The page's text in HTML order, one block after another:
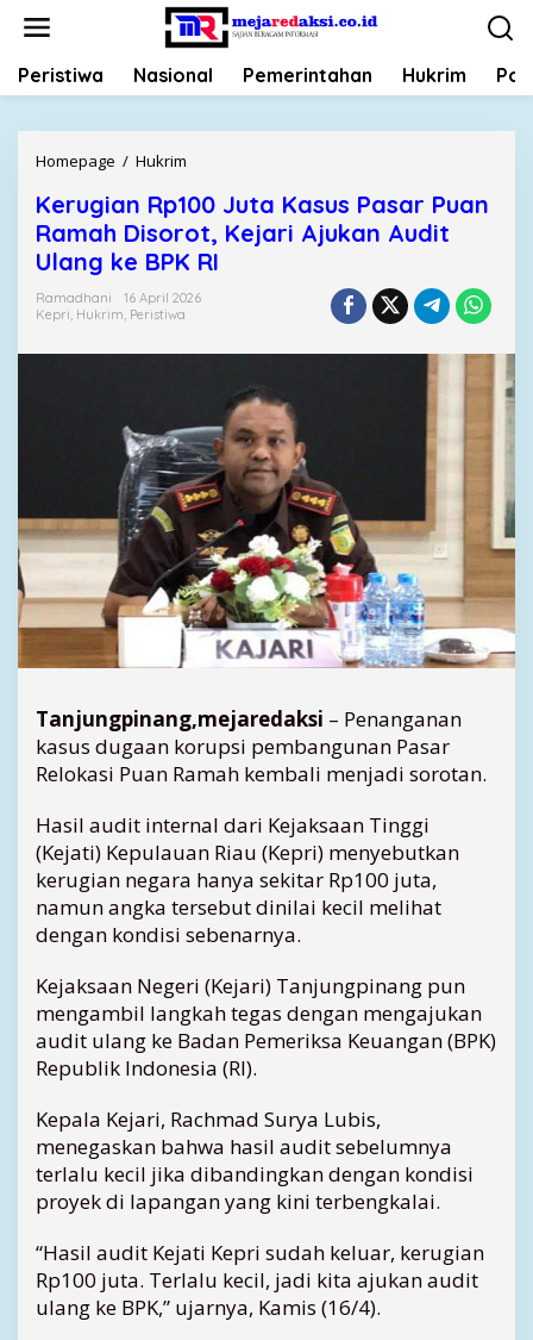
Peristiwa Nasional Pemerintahan Hukrim
Homepage / Hukrim
r
u
g
a
R
0
0
J
u
t
a
K
a
s
u
s
a
r
u
a
n
R
m
h
D
i
s
r
o
t
K
j
a
r
Kerugian Rp100 Juta Kasus Pasar Puan
Ramah Disorot, Kejari Ajukan Audit
Ulang ke BPK RI
Ramadhani
16 April 2026
Kepri, Hukrim, Peristiwa
Tanjungpinang,mejaredaksi – Penanganan
kasus dugaan korupsi pembangunan Pasar
Relokasi Puan Ramah kembali menjadi sorotan.
Hasil audit internal dari Kejaksaan Tinggi
(Kejati) Kepulauan Riau (Kepri) menyebutkan
kerugian negara hanya sekitar Rp100 juta,
namun angka tersebut dinilai kecil melihat
dengan kondisi sebenarnya.
Kejaksaan Negeri (Kejari) Tanjungpinang pun
mengambil langkah tegas dengan mengajukan
audit ulang ke Badan Pemeriksa Keuangan (BPK)
Republik Indonesia (RI).
Kepala Kejari, Rachmad Surya Lubis,
menegaskan bahwa hasil audit sebelumnya
terlalu kecil jika dibandingkan dengan kondisi
proyek di lapangan yang kini terbengkalai.
“Hasil audit Kejati Kepri sudah keluar, kerugian
Rp100 juta. Terlalu kecil, jadi kita ajukan audit
ulang ke BPK,” ujarnya, Kamis (16/4).